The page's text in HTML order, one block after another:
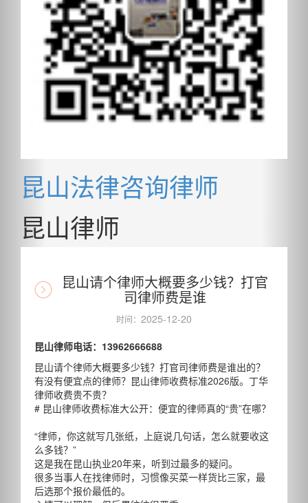
昆山法律咨询律师
昆山律师
昆山请个律师大概要多少钱？打官
司律师费是谁
时间： 2025-12-20
昆山律师电话：13962666688
昆山请个律师大概要多少钱？打官司律师费是谁出的？
有没有便宜点的律师？昆山律师收费标准2026版。丁华
律师收费贵不贵？
# 昆山律师收费标准大公开：便宜的律师真的“贵”在哪？
“律师，你这就写几张纸，上庭说几句话，怎么就要收这
么多钱？”
这是我在昆山执业20年来，听到过最多的疑问。
很多当事人在找律师时，习惯像买菜一样货比三家，最
后选那个报价最低的。